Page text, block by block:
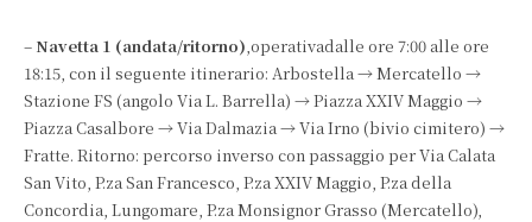
– Navetta 1 (andata/ritorno),operativadalle ore 7:00 alle ore
18:15, con il seguente itinerario: Arbostella → Mercatello →
Stazione FS (angolo Via L. Barrella) → Piazza XXIV Maggio →
Piazza Casalbore → Via Dalmazia → Via Irno (bivio cimitero) →
Fratte. Ritorno: percorso inverso con passaggio per Via Calata
San Vito, P.za San Francesco, P.za XXIV Maggio, P.za della
Concordia, Lungomare, P.za Monsignor Grasso (Mercatello),